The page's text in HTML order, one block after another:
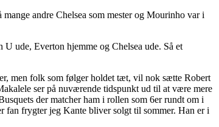
andre Chelsea som mester og Mourinho var i
ude, Everton hjemme og Chelsea ude. Så et
men folk som følger holdet tæt, vil nok sætte Robert
ser på nuværende tidspunkt ud til at være mere
der matcher ham i rollen som 6er rundt om i
fan frygter jeg Kante bliver solgt til sommer. Han er i